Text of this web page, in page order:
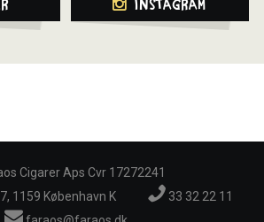
Cigarer Aps Cvr 17272241
1159 København K
33 32 22 11